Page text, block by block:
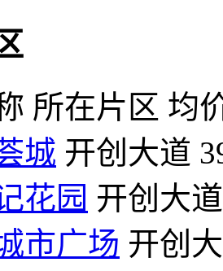
所在片区 均
城 开创大道
花园 开创大道
市广场 开创